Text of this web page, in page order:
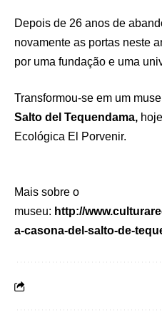
Depois de 26 anos de
novamente as portas neste
por uma fundação e uma
Transformou-se em um
Salto del Tequendama,
Ecológica El Porvenir.
Mais sobre o
museu: http://
a-casona-del-salto-de-